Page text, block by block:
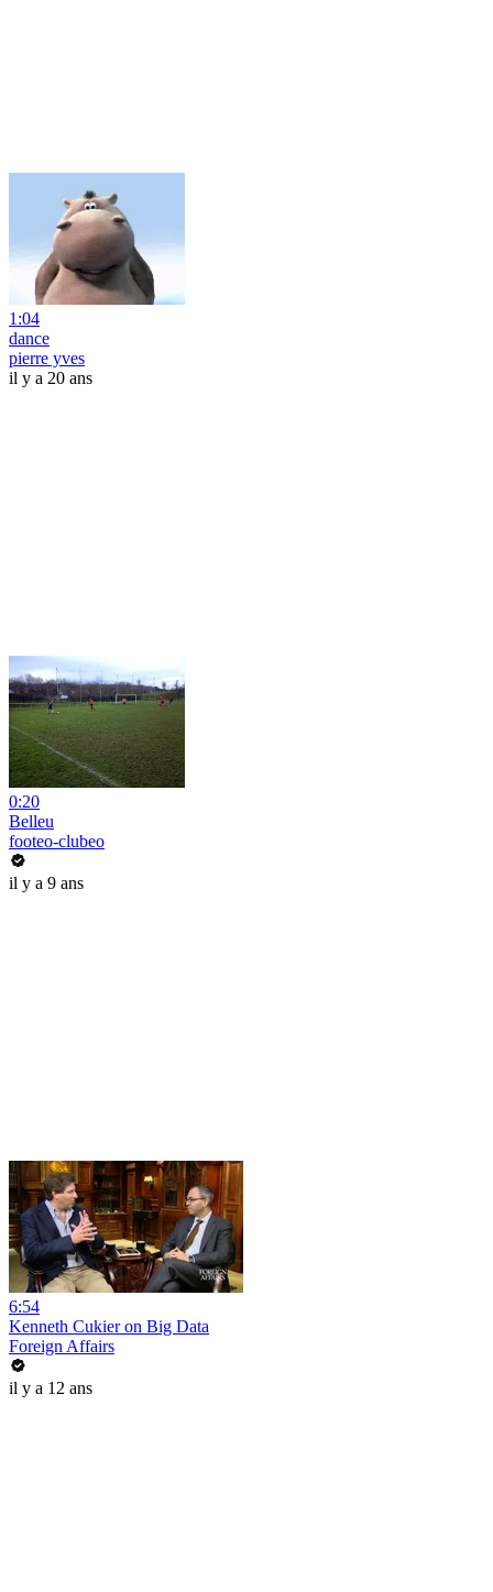
1:04
dance
pierre yves
il y a 20 ans
0:20
Belleu
footeo-clubeo
il y a 9 ans
6:54
Kenneth Cukier on Big Data
Foreign Affairs
il y a 12 ans